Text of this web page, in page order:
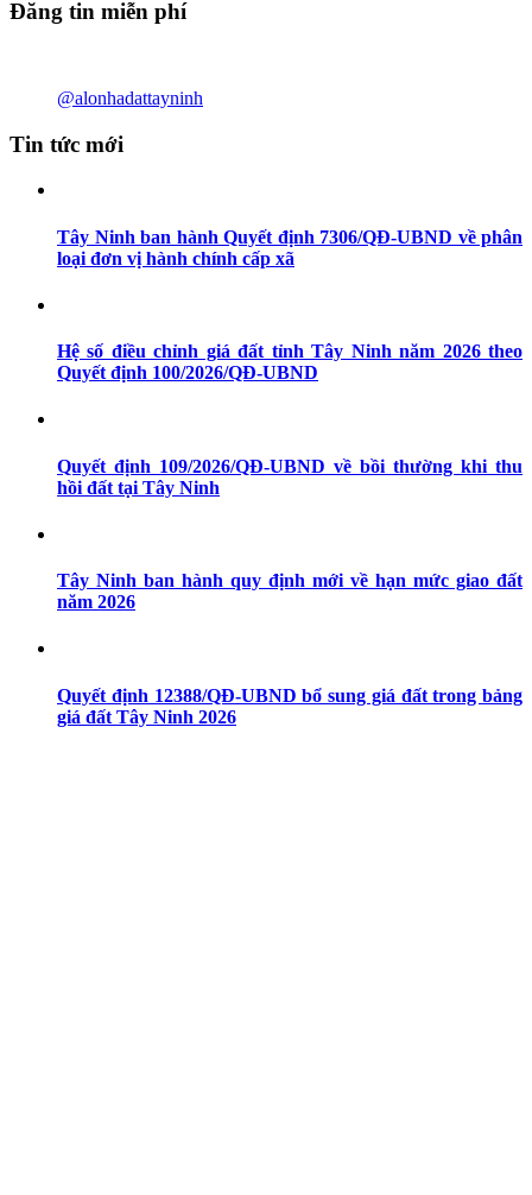
Đăng tin miễn phí
@alonhadattayninh
Tin tức mới
Tây Ninh ban hành Quyết định 7306/QĐ-UBND về phân
loại đơn vị hành chính cấp xã
Hệ số điều chỉnh giá đất tỉnh Tây Ninh năm 2026 theo
Quyết định 100/2026/QĐ-UBND
Quyết định 109/2026/QĐ-UBND về bồi thường khi thu
hồi đất tại Tây Ninh
Tây Ninh ban hành quy định mới về hạn mức giao đất
năm 2026
Quyết định 12388/QĐ-UBND bổ sung giá đất trong bảng
giá đất Tây Ninh 2026